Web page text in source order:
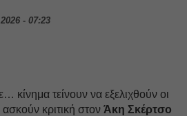
- 07:23
κίνημα τείνουν να εξελιχθούν οι
κριτική στον Άκη Σκέρτσο